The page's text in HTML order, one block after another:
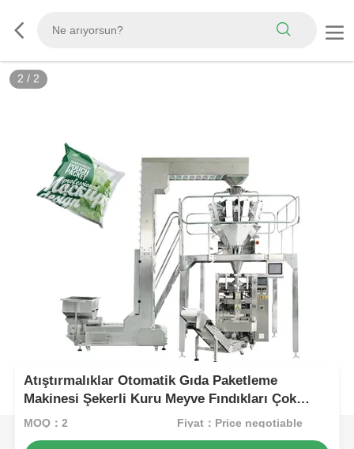
2 / 2
Atıştırmalıklar Otomatik Gıda Paketleme
Makinesi Şekerli Kuru Meyve Fındıkları Çok
Fonksiyonlu
MOQ：2 Fiyat：Price negotiable